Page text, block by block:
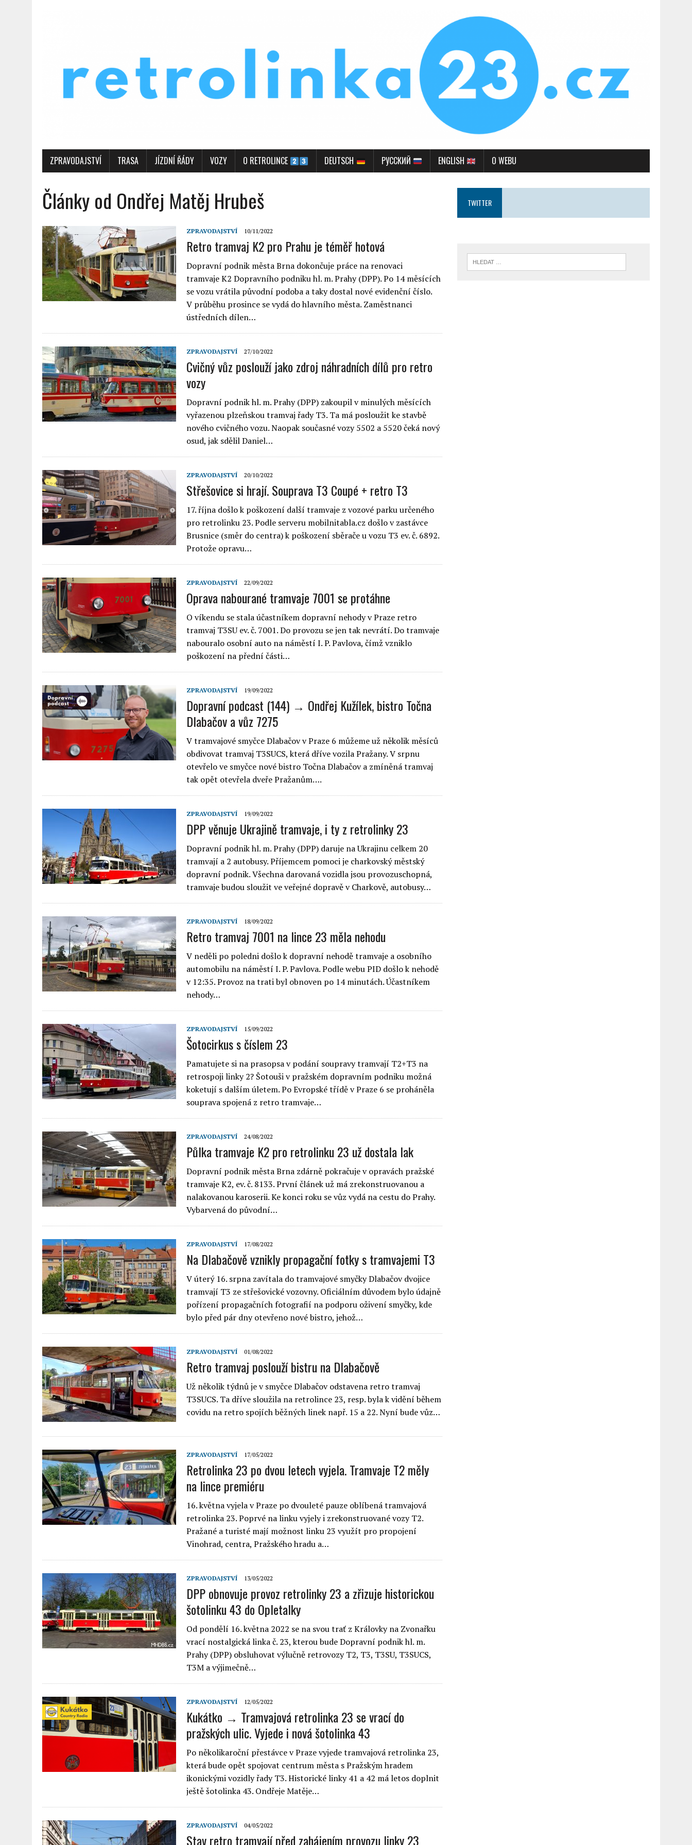
ZPRAVODAJSTVÍ TRASA JÍZDNÍ ŘÁDY VOZY O RETROLINCE DEUTSCH РУССКИЙ ENGLISH O WEBU
Články od Ondřej Matěj Hrubeš
ZPRAVODAJSTVÍ 10/11/2022
Retro tramvaj K2 pro Prahu je téměř hotová
Dopravní podnik města Brna dokončuje práce na renovaci
tramvaje K2 Dopravního podniku hl. m. Prahy (DPP). Po 14 měsících
se vozu vrátila původní podoba a taky dostal nové evidenční číslo.
V průběhu prosince se vydá do hlavního města. Zaměstnanci
ústředních dílen…
ZPRAVODAJSTVÍ 27/10/2022
Cvičný vůz poslouží jako zdroj náhradních dílů pro retro
vozy
Dopravní podnik hl. m. Prahy (DPP) zakoupil v minulých měsících
vyřazenou plzeňskou tramvaj řady T3. Ta má posloužit ke stavbě
nového cvičného vozu. Naopak současné vozy 5502 a 5520 čeká nový
osud, jak sdělil Daniel…
ZPRAVODAJSTVÍ 20/10/2022
Střešovice si hrají. Souprava T3 Coupé + retro T3
17. října došlo k poškození další tramvaje z vozové parku určeného
pro retrolinku 23. Podle serveru mobilnitabla.cz došlo v zastávce
Brusnice (směr do centra) k poškození sběrače u vozu T3 ev. č. 6892.
Protože opravu…
ZPRAVODAJSTVÍ 22/09/2022
Oprava nabourané tramvaje 7001 se protáhne
O víkendu se stala účastníkem dopravní nehody v Praze retro
tramvaj T3SU ev. č. 7001. Do provozu se jen tak nevrátí. Do tramvaje
nabouralo osobní auto na náměstí I. P. Pavlova, čímž vzniklo
poškození na přední části…
ZPRAVODAJSTVÍ 19/09/2022
Dopravní podcast (144) → Ondřej Kužílek, bistro Točna
Dlabačov a vůz 7275
V tramvajové smyčce Dlabačov v Praze 6 můžeme už několik měsíců
obdivovat tramvaj T3SUCS, která dříve vozila Pražany. V srpnu
otevřelo ve smyčce nové bistro Točna Dlabačov a zmíněná tramvaj
tak opět otevřela dveře Pražanům….
ZPRAVODAJSTVÍ 19/09/2022
DPP věnuje Ukrajině tramvaje, i ty z retrolinky 23
Dopravní podnik hl. m. Prahy (DPP) daruje na Ukrajinu celkem 20
tramvají a 2 autobusy. Příjemcem pomoci je charkovský městský
dopravní podnik. Všechna darovaná vozidla jsou provozuschopná,
tramvaje budou sloužit ve veřejné dopravě v Charkově, autobusy…
ZPRAVODAJSTVÍ 18/09/2022
Retro tramvaj 7001 na lince 23 měla nehodu
V neděli po poledni došlo k dopravní nehodě tramvaje a osobního
automobilu na náměstí I. P. Pavlova. Podle webu PID došlo k nehodě
v 12:35. Provoz na trati byl obnoven po 14 minutách. Účastníkem
nehody…
ZPRAVODAJSTVÍ 15/09/2022
Šotocirkus s číslem 23
Pamatujete si na prasopsa v podání soupravy tramvají T2+T3 na
retrospoji linky 2? Šotouši v pražském dopravním podniku možná
koketují s dalším úletem. Po Evropské třídě v Praze 6 se proháněla
souprava spojená z retro tramvaje…
ZPRAVODAJSTVÍ 24/08/2022
Půlka tramvaje K2 pro retrolinku 23 už dostala lak
Dopravní podnik města Brna zdárně pokračuje v opravách pražské
tramvaje K2, ev. č. 8133. První článek už má zrekonstruovanou a
nalakovanou karoserii. Ke konci roku se vůz vydá na cestu do Prahy.
Vybarvená do původní…
ZPRAVODAJSTVÍ 17/08/2022
Na Dlabačově vznikly propagační fotky s tramvajemi T3
V úterý 16. srpna zavítala do tramvajové smyčky Dlabačov dvojice
tramvají T3 ze střešovické vozovny. Oficiálním důvodem bylo údajně
pořízení propagačních fotografií na podporu oživení smyčky, kde
bylo před pár dny otevřeno nové bistro, jehož…
ZPRAVODAJSTVÍ 01/08/2022
Retro tramvaj poslouží bistru na Dlabačově
Už několik týdnů je v smyčce Dlabačov odstavena retro tramvaj
T3SUCS. Ta dříve sloužila na retrolince 23, resp. byla k vidění během
covidu na retro spojích běžných linek např. 15 a 22. Nyní bude vůz…
ZPRAVODAJSTVÍ 17/05/2022
Retrolinka 23 po dvou letech vyjela. Tramvaje T2 měly
na lince premiéru
16. května vyjela v Praze po dvouleté pauze oblíbená tramvajová
retrolinka 23. Poprvé na linku vyjely i zrekonstruované vozy T2.
Pražané a turisté mají možnost linku 23 využít pro propojení
Vinohrad, centra, Pražského hradu a…
ZPRAVODAJSTVÍ 13/05/2022
DPP obnovuje provoz retrolinky 23 a zřizuje historickou
šotolinku 43 do Opletalky
Od pondělí 16. května 2022 se na svou trať z Královky na Zvonařku
vrací nostalgická linka č. 23, kterou bude Dopravní podnik hl. m.
Prahy (DPP) obsluhovat výlučně retrovozy T2, T3, T3SU, T3SUCS,
T3M a výjimečně…
ZPRAVODAJSTVÍ 12/05/2022
Kukátko → Tramvajová retrolinka 23 se vrací do
pražských ulic. Vyjede i nová šotolinka 43
Po několikaroční přestávce v Praze vyjede tramvajová retrolinka 23,
která bude opět spojovat centrum města s Pražským hradem
ikonickými vozidly řady T3. Historické linky 41 a 42 má letos doplnit
ještě šotolinka 43. Ondřeje Matěje…
ZPRAVODAJSTVÍ 04/05/2022
Stav retro tramvají před zahájením provozu linky 23
TWITTER